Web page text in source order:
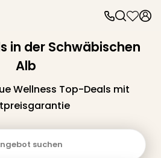
in der Schwäbischen
Alb
Wellness Top-Deals mit
suchen